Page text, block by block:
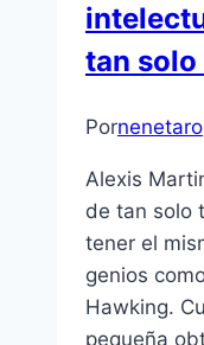
tan solo
Pornenetaro
Alexis
de tan solo
tener el
genios
Hawking.
pequeña